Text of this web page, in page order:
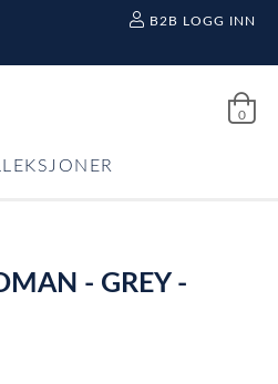
B2B LOGG INN
0
- GREY -